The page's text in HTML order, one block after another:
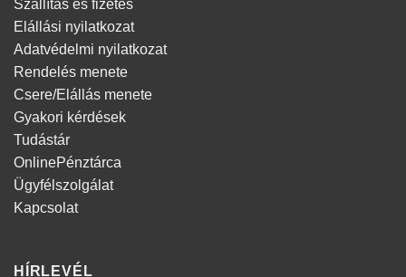
Szállítás és fizetés
Elállási nyilatkozat
Adatvédelmi nyilatkozat
Rendelés menete
Csere/Elállás menete
Gyakori kérdések
Tudástár
OnlinePénztárca
Ügyfélszolgálat
Kapcsolat
HÍRLEVÉL